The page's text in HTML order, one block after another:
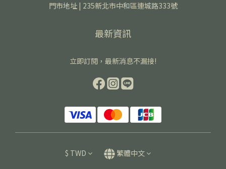
門市地址 | 235新北市中和區連城路333號
最新資訊
立即訂閱，最新消息不漏接!
$ TWD 繁體中文